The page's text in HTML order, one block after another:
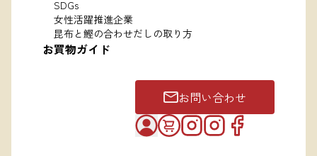
SDGs
女性活躍推進企業
昆布と鰹の合わせだしの取り方
お買物ガイド
お問い合わせ